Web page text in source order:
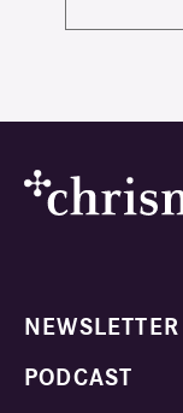
NEWSLETTER
PODCAST